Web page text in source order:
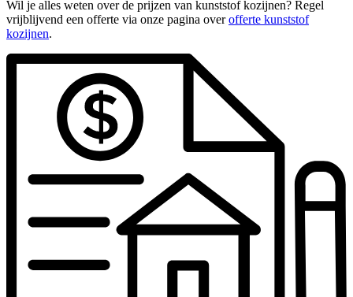
Wil je alles weten over de prijzen van kunststof kozijnen? Regel
vrijblijvend een offerte via onze pagina overofferte kunststof
kozijnen.